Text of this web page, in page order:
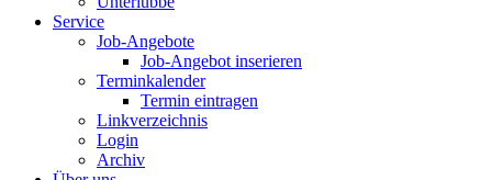
Service
Job-Angebote
Job-Angebot inserieren
Terminkalender
Termin eintragen
Linkverzeichnis
Login
Archiv